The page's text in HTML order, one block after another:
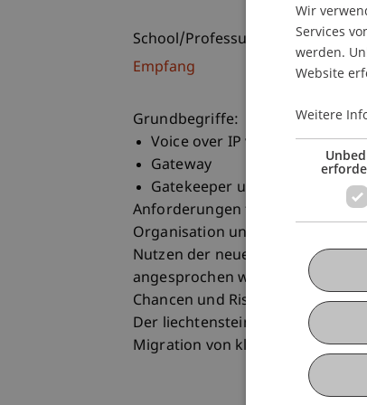
School/Professur:
Empfang
Grundbegriffe:
Voice over IP versus
Gateway
Gatekeeper u.a.
Anforderungen für den Einsatz
Organisation und Recht
Nutzen der neuen Technologie,
angesprochen werden
Chancen und Risiken sowie
Der liechtensteinische Markt
Migration von klassischer
Wir
Services
werden.
Website
Weitere